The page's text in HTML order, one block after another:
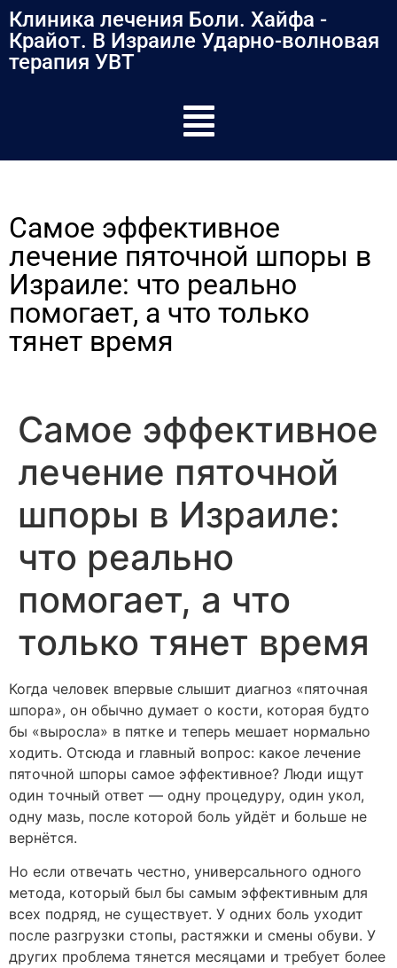
содержимому
Клиника лечения Боли. Хайфа -
Крайот. В Израиле Ударно-волновая
терапия УВТ
Самое эффективное
лечение пяточной шпоры в
Израиле: что реально
помогает, а что только
тянет время
Самое эффективное
лечение пяточной
шпоры в Израиле:
что реально
помогает, а что
только тянет время
Когда человек впервые слышит диагноз «пяточная
шпора», он обычно думает о кости, которая будто
бы «выросла» в пятке и теперь мешает нормально
ходить. Отсюда и главный вопрос: какое лечение
пяточной шпоры самое эффективное? Люди ищут
один точный ответ — одну процедуру, один укол,
одну мазь, после которой боль уйдёт и больше не
вернётся.
Но если отвечать честно, универсального одного
метода, который был бы самым эффективным для
всех подряд, не существует. У одних боль уходит
после разгрузки стопы, растяжки и смены обуви. У
других проблема тянется месяцами и требует более